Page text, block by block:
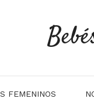
FEMENINOS